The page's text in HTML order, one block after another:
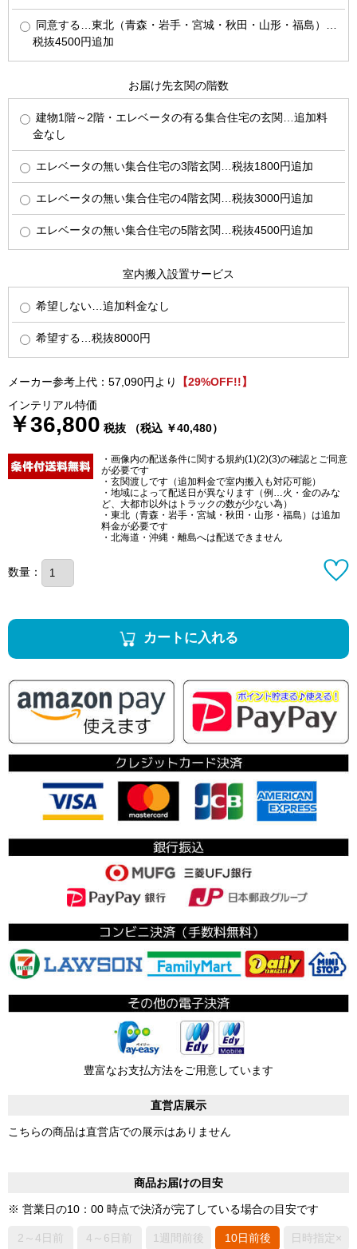
同意する…東北（青森・岩手・宮城・秋田・山形・福島）…
税抜4500円追加
お届け先玄関の階数
建物1階～2階・エレベータの有る集合住宅の玄関…追加料
金なし
エレベータの無い集合住宅の3階玄関…税抜1800円追加
エレベータの無い集合住宅の4階玄関…税抜3000円追加
エレベータの無い集合住宅の5階玄関…税抜4500円追加
室内搬入設置サービス
希望しない…追加料金なし
希望する…税抜8000円
メーカー参考上代：57,090円より
【29%OFF!!】
インテリアル特価
￥36,800 税抜 （税込 ￥40,480）
・画像内の配送条件に関する規約(1)(2)(3)の確認とご同意
が必要です
・玄関渡しです（追加料金で室内搬入も対応可能）
・地域によって配送日が異なります（例…火・金のみな
ど、大都市以外はトラックの数が少ない為）
・東北（青森・岩手・宮城・秋田・山形・福島）は追加
料金が必要です
・北海道・沖縄・離島へは配送できません
数量：
カートに入れる
豊富なお支払方法をご用意しています
直営店展示
こちらの商品は直営店での展示はありません
商品お届けの目安
※ 営業日の10：00 時点で決済が完了している場合の目安です
2～4日前
4～6日前
1週間前後 10日前後 日時指定×